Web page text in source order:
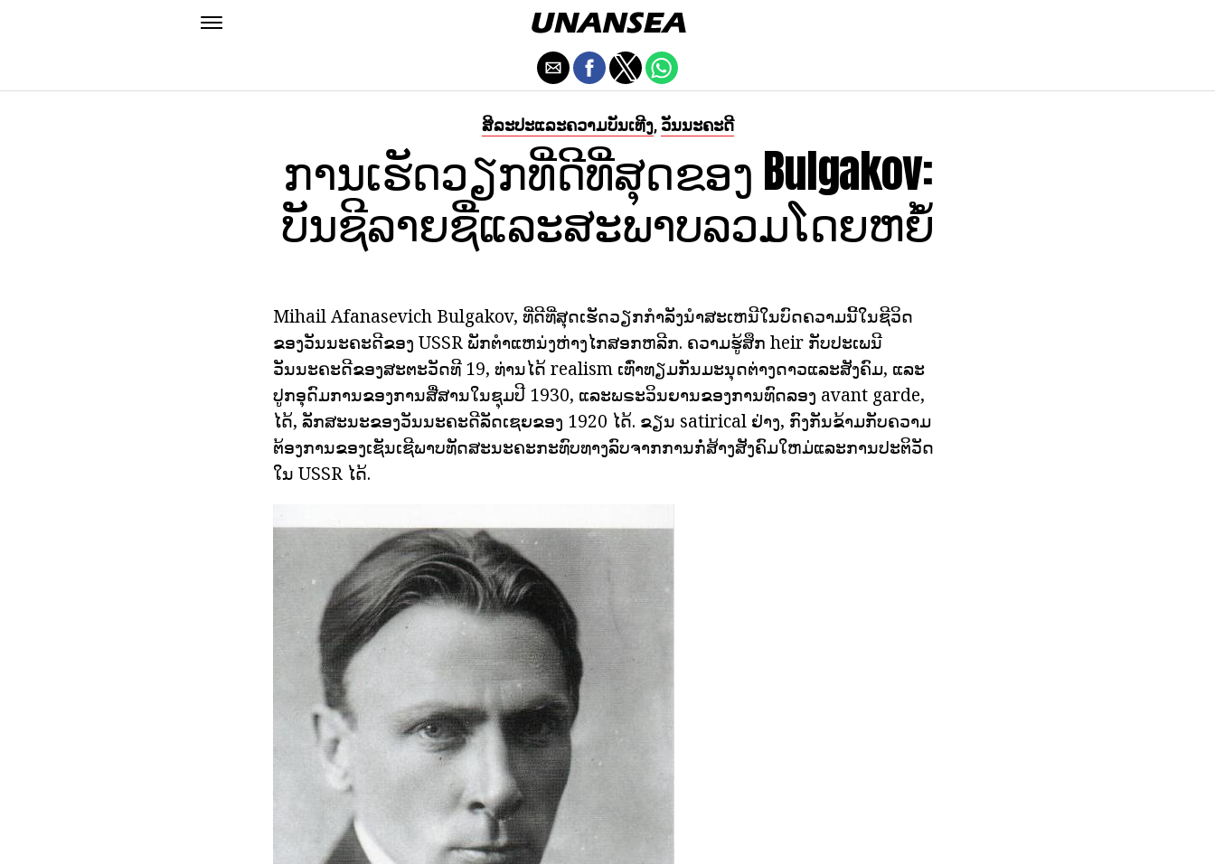
ສິລະປະແລະຄວາມບັນເທີງ, ວັນນະຄະດີ
ການເຮັດວຽກທີ່ດີທີ່ສຸດຂອງ Bulgakov:
ບັນຊີລາຍຊື່ແລະສະພາບລວມໂດຍຫຍໍ້
Mihail Afanasevich Bulgakov, ທີ່ດີທີ່ສຸດເຮັດວຽກກໍາລັງນໍາສະເຫນີໃນບົດຄວາມນີ້ໃນຊີວິດ
ຂອງວັນນະຄະດີຂອງ USSR ພັກຕໍາແຫນ່ງຫ່າງໄກສອກຫລີກ. ຄວາມຮູ້ສຶກ heir ກັບປະເພນີ
ວັນນະຄະດີຂອງສະຕະວັດທີ 19, ທ່ານໄດ້ realism ເທົ່າທຽມກັນມະນຸດຕ່າງດາວແລະສັງຄົມ, ແລະ
ປູກອຸດົມການຂອງການສື່ສານໃນຊຸມປີ 1930, ແລະພຣະວິນຍານຂອງການທົດລອງ avant garde,
ໄດ້, ລັກສະນະຂອງວັນນະຄະດີລັດເຊຍຂອງ 1920 ໄດ້. ຂຽນ satirical ຢ່າງ, ກົງກັນຂ້າມກັບຄວາມ
ຕ້ອງການຂອງເຊັນເຊີພາບທັດສະນະຄະກະທົບທາງລົບຈາກການກໍ່ສ້າງສັງຄົມໃຫມ່ແລະການປະຕິວັດ
ໃນ USSR ໄດ້.